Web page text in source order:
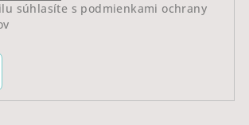
súhlasíte s podmienkami ochrany